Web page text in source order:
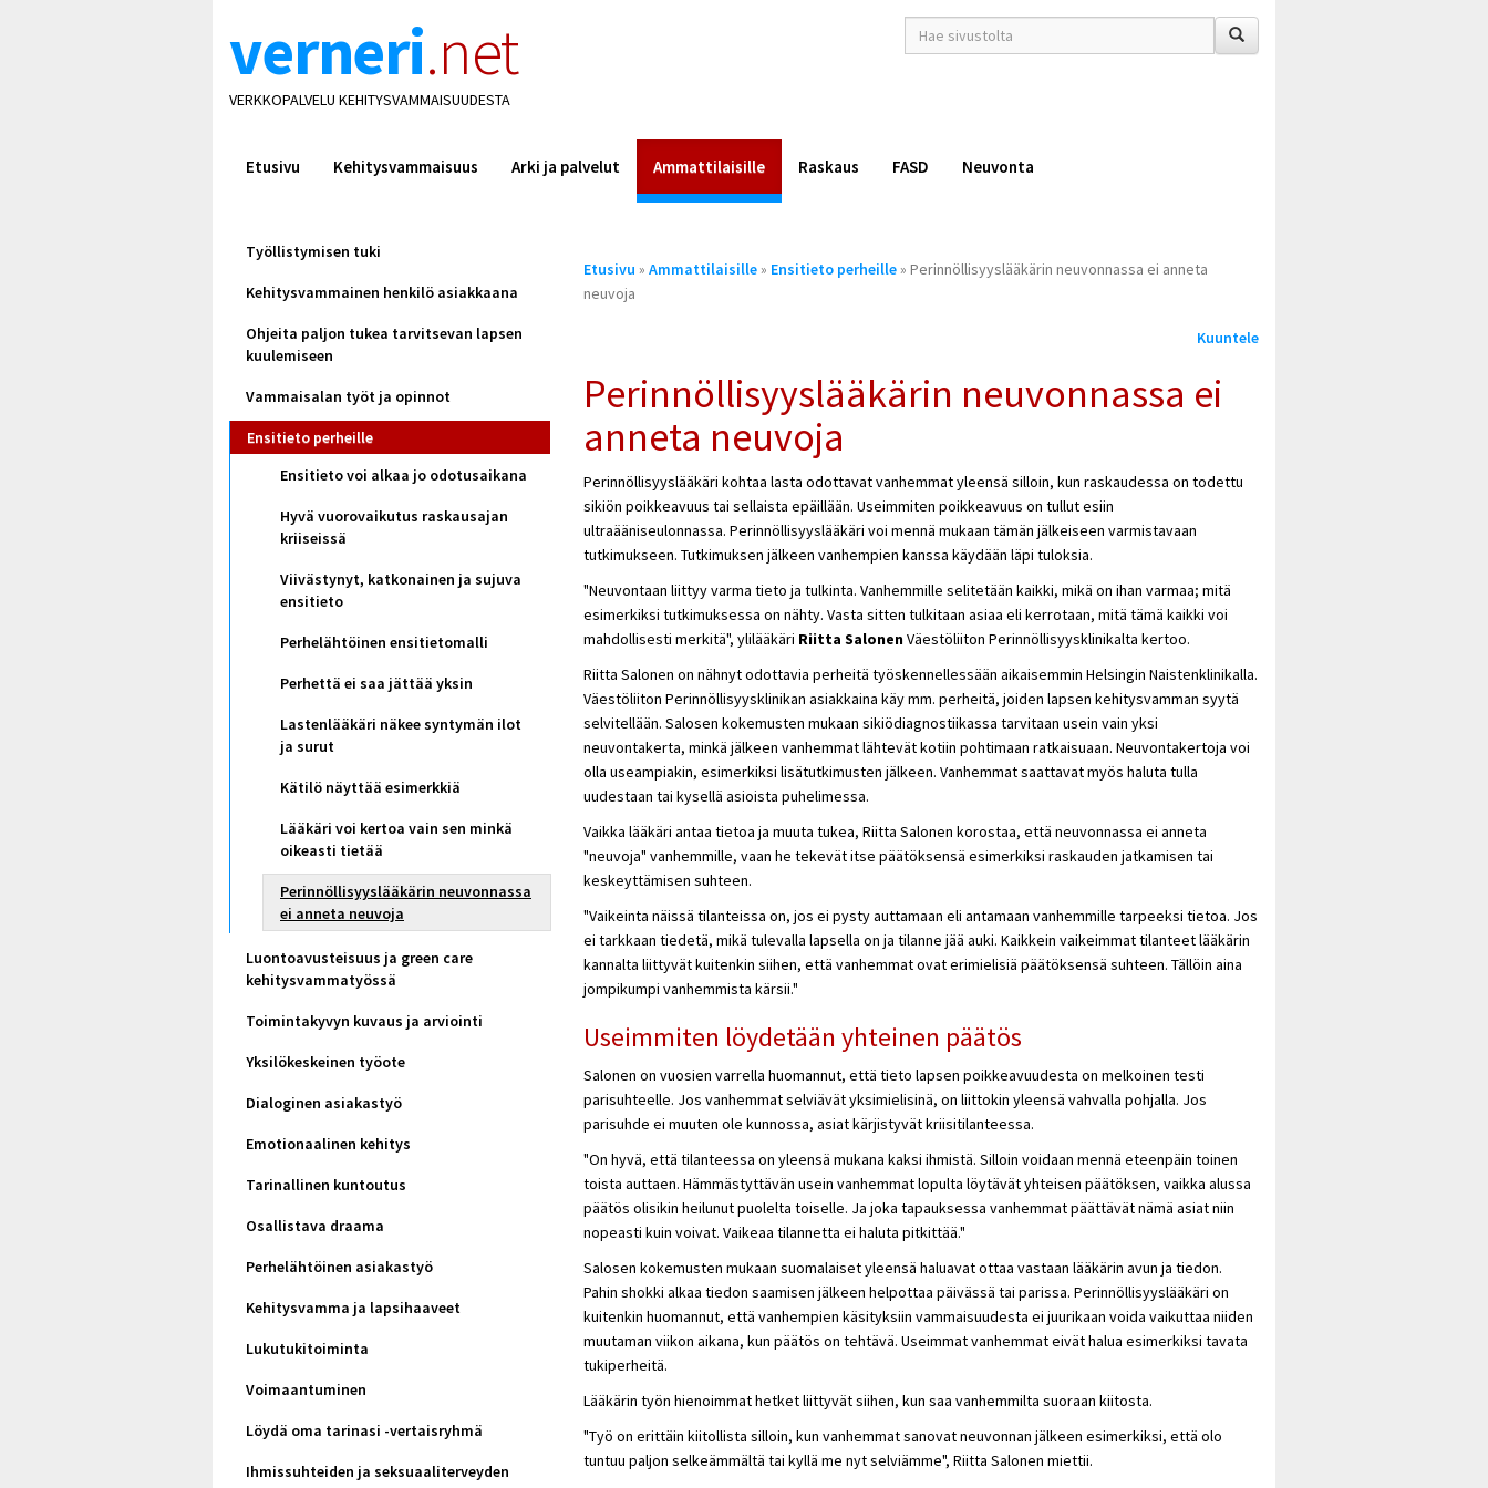
verneri.net
VERKKOPALVELU KEHITYSVAMMAISUUDESTA
hakusana(t)
*
Etusivu Kehitysvammaisuus Arki ja palvelut Ammattilaisille Raskaus FASD Neuvonta
Työllistymisen tuki
Kehitysvammainen henkilö asiakkaana
Ohjeita paljon tukea tarvitsevan lapsen
kuulemiseen
Vammaisalan työt ja opinnot
Ensitieto perheille
Ensitieto voi alkaa jo odotusaikana
Hyvä vuorovaikutus raskausajan
kriiseissä
Viivästynyt, katkonainen ja sujuva
ensitieto
Perhelähtöinen ensitietomalli
Perhettä ei saa jättää yksin
Lastenlääkäri näkee syntymän ilot
ja surut
Kätilö näyttää esimerkkiä
Lääkäri voi kertoa vain sen minkä
oikeasti tietää
Perinnöllisyyslääkärin neuvonnassa
ei anneta neuvoja
Luontoavusteisuus ja green care
kehitysvammatyössä
Toimintakyvyn kuvaus ja arviointi
Yksilökeskeinen työote
Dialoginen asiakastyö
Emotionaalinen kehitys
Tarinallinen kuntoutus
Osallistava draama
Perhelähtöinen asiakastyö
Kehitysvamma ja lapsihaaveet
Lukutukitoiminta
Voimaantuminen
Löydä oma tarinasi -vertaisryhmä
Ihmissuhteiden ja seksuaaliterveyden
Olet
täällä
Etusivu » Ammattilaisille» Ensitieto perheille» Perinnöllisyyslääkärin neuvonnassa ei anneta
neuvoja
Kuuntele
Perinnöllisyyslääkärin neuvonnassa ei
anneta neuvoja
Perinnöllisyyslääkäri kohtaa lasta odottavat vanhemmat yleensä silloin, kun raskaudessa on todettu
sikiön poikkeavuus tai sellaista epäillään. Useimmiten poikkeavuus on tullut esiin
ultraääniseulonnassa. Perinnöllisyyslääkäri voi mennä mukaan tämän jälkeiseen varmistavaan
tutkimukseen. Tutkimuksen jälkeen vanhempien kanssa käydään läpi tuloksia.
"Neuvontaan liittyy varma tieto ja tulkinta. Vanhemmille selitetään kaikki, mikä on ihan varmaa; mitä
esimerkiksi tutkimuksessa on nähty. Vasta sitten tulkitaan asiaa eli kerrotaan, mitä tämä kaikki voi
mahdollisesti merkitä", ylilääkäri Riitta SalonenVäestöliiton Perinnöllisyysklinikalta kertoo.
Riitta Salonen on nähnyt odottavia perheitä työskennellessään aikaisemmin Helsingin Naistenklinikalla.
Väestöliiton Perinnöllisyysklinikan asiakkaina käy mm. perheitä, joiden lapsen kehitysvamman syytä
selvitellään. Salosen kokemusten mukaan sikiödiagnostiikassa tarvitaan usein vain yksi
neuvontakerta, minkä jälkeen vanhemmat lähtevät kotiin pohtimaan ratkaisuaan. Neuvontakertoja voi
olla useampiakin, esimerkiksi lisätutkimusten jälkeen. Vanhemmat saattavat myös haluta tulla
uudestaan tai kysellä asioista puhelimessa.
Vaikka lääkäri antaa tietoa ja muuta tukea, Riitta Salonen korostaa, että neuvonnassa ei anneta
"neuvoja" vanhemmille, vaan he tekevät itse päätöksensä esimerkiksi raskauden jatkamisen tai
keskeyttämisen suhteen.
"Vaikeinta näissä tilanteissa on, jos ei pysty auttamaan eli antamaan vanhemmille tarpeeksi tietoa. Jos
ei tarkkaan tiedetä, mikä tulevalla lapsella on ja tilanne jää auki. Kaikkein vaikeimmat tilanteet lääkärin
kannalta liittyvät kuitenkin siihen, että vanhemmat ovat erimielisiä päätöksensä suhteen. Tällöin aina
jompikumpi vanhemmista kärsii."
Useimmiten löydetään yhteinen päätös
Salonen on vuosien varrella huomannut, että tieto lapsen poikkeavuudesta on melkoinen testi
parisuhteelle. Jos vanhemmat selviävät yksimielisinä, on liittokin yleensä vahvalla pohjalla. Jos
parisuhde ei muuten ole kunnossa, asiat kärjistyvät kriisitilanteessa.
"On hyvä, että tilanteessa on yleensä mukana kaksi ihmistä. Silloin voidaan mennä eteenpäin toinen
toista auttaen. Hämmästyttävän usein vanhemmat lopulta löytävät yhteisen päätöksen, vaikka alussa
päätös olisikin heilunut puolelta toiselle. Ja joka tapauksessa vanhemmat päättävät nämä asiat niin
nopeasti kuin voivat. Vaikeaa tilannetta ei haluta pitkittää."
Salosen kokemusten mukaan suomalaiset yleensä haluavat ottaa vastaan lääkärin avun ja tiedon.
Pahin shokki alkaa tiedon saamisen jälkeen helpottaa päivässä tai parissa. Perinnöllisyyslääkäri on
kuitenkin huomannut, että vanhempien käsityksiin vammaisuudesta ei juurikaan voida vaikuttaa niiden
muutaman viikon aikana, kun päätös on tehtävä. Useimmat vanhemmat eivät halua esimerkiksi tavata
tukiperheitä.
Lääkärin työn hienoimmat hetket liittyvät siihen, kun saa vanhemmilta suoraan kiitosta.
"Työ on erittäin kiitollista silloin, kun vanhemmat sanovat neuvonnan jälkeen esimerkiksi, että olo
tuntuu paljon selkeämmältä tai kyllä me nyt selviämme", Riitta Salonen miettii.